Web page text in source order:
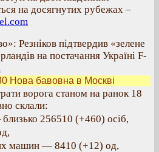
на досягнутих рубежах –
Резніков підтвердив «зелене
на постачання Україні F-
Нова бавовна в Москві
ворога станом на ранок 18
склали:
256510 (+460) осіб,
машин — 8410 (+12) од,